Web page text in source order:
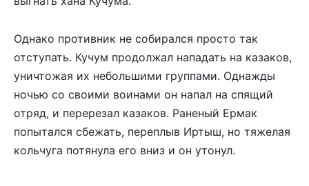
Однако противник не собирался просто так
отступать. Кучум продолжал нападать на казаков,
уничтожая их небольшими группами. Однажды
ночью со своими воинами он напал на спящий
отряд, и перерезал казаков. Раненый Ермак
попытался сбежать, переплыв Иртыш, но тяжелая
кольчуга потянула его вниз и он утонул.